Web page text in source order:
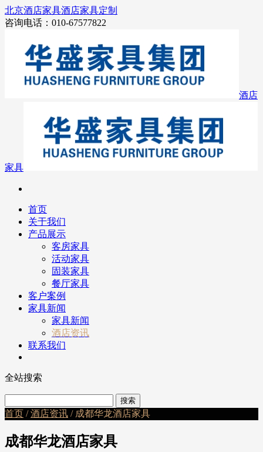
北京酒店家具酒店家具定制
咨询电话：010-67577822
酒店
家具
首页
关于我们
产品展示
客房家具
活动家具
固装家具
餐厅家具
客户案例
家具新闻
家具新闻
酒店资讯
联系我们
全站搜索
首页 /酒店资讯 / 成都华龙酒店家具
成都华龙酒店家具